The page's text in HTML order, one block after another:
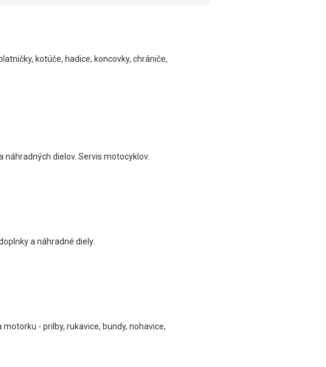
kotúče, hadice, koncovky, chrániče,
náhradných dielov. Servis motocyklov.
a náhradné diely.
- prilby, rukavice, bundy, nohavice,